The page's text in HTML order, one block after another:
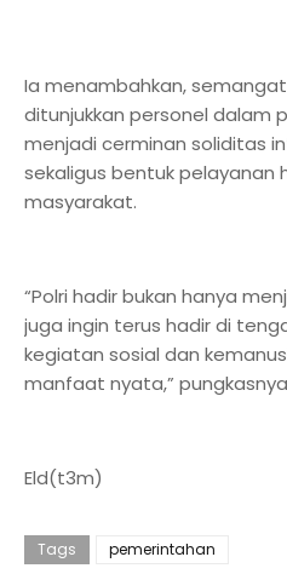
Ia menambahkan,
ditunjukkan personel dalam
menjadi cerminan soliditas
sekaligus bentuk pelayanan
masyarakat.
“Polri hadir bukan hanya
juga ingin terus hadir di
kegiatan sosial dan
manfaat nyata,”
Eld(t3m)
Tags pemerintahan